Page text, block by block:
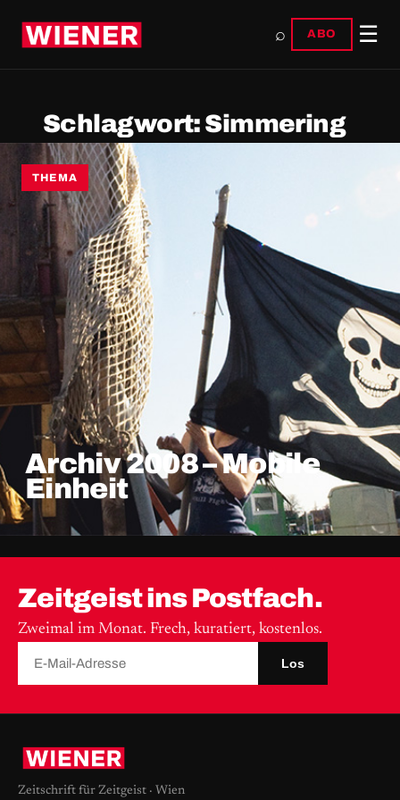
⌕ ABO ☰
Schlagwort:Simmering
THEMA
Archiv 2008 – Mobile
Einheit
Zeitgeist ins Postfach.
Zweimal im Monat. Frech, kuratiert, kostenlos.
Los
Zeitschrift für Zeitgeist · Wien